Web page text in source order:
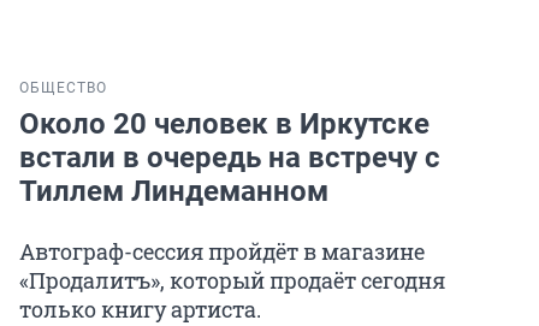
ОБЩЕСТВО
Около 20 человек в Иркутске
встали в очередь на встречу с
Тиллем Линдеманном
Автограф-сессия пройдёт в магазине
«Продалитъ», который продаёт сегодня
только книгу артиста.